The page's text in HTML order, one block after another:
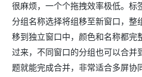
很麻烦，一个个拖拽效率极低。标
分组名称选择将组移至新窗口，整
移到独立窗口中，颜色和名称都完
过来，不同窗口的分组也可以合并
题就能完成合并，非常适合多屏协